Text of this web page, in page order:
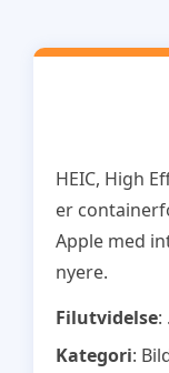
HEIC, High
er
Apple med
nyere.
Filutvidelse:
Kategori: